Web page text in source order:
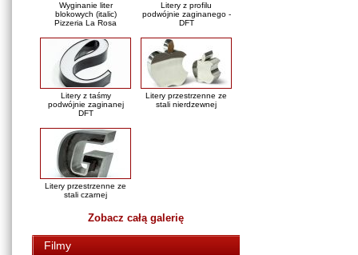
Wyginanie liter
blokowych (italic)
Pizzeria La Rosa
Litery z profilu
podwójnie zaginanego -
DFT
Litery z taśmy
podwójnie zaginanej
DFT
Litery przestrzenne ze
stali nierdzewnej
Litery przestrzenne ze
stali czarnej
Zobacz całą galerię
Filmy